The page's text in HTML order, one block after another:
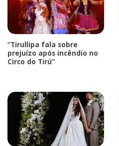
“Tirullipa fala sobre
prejuízo após incêndio no
Circo do Tirú”